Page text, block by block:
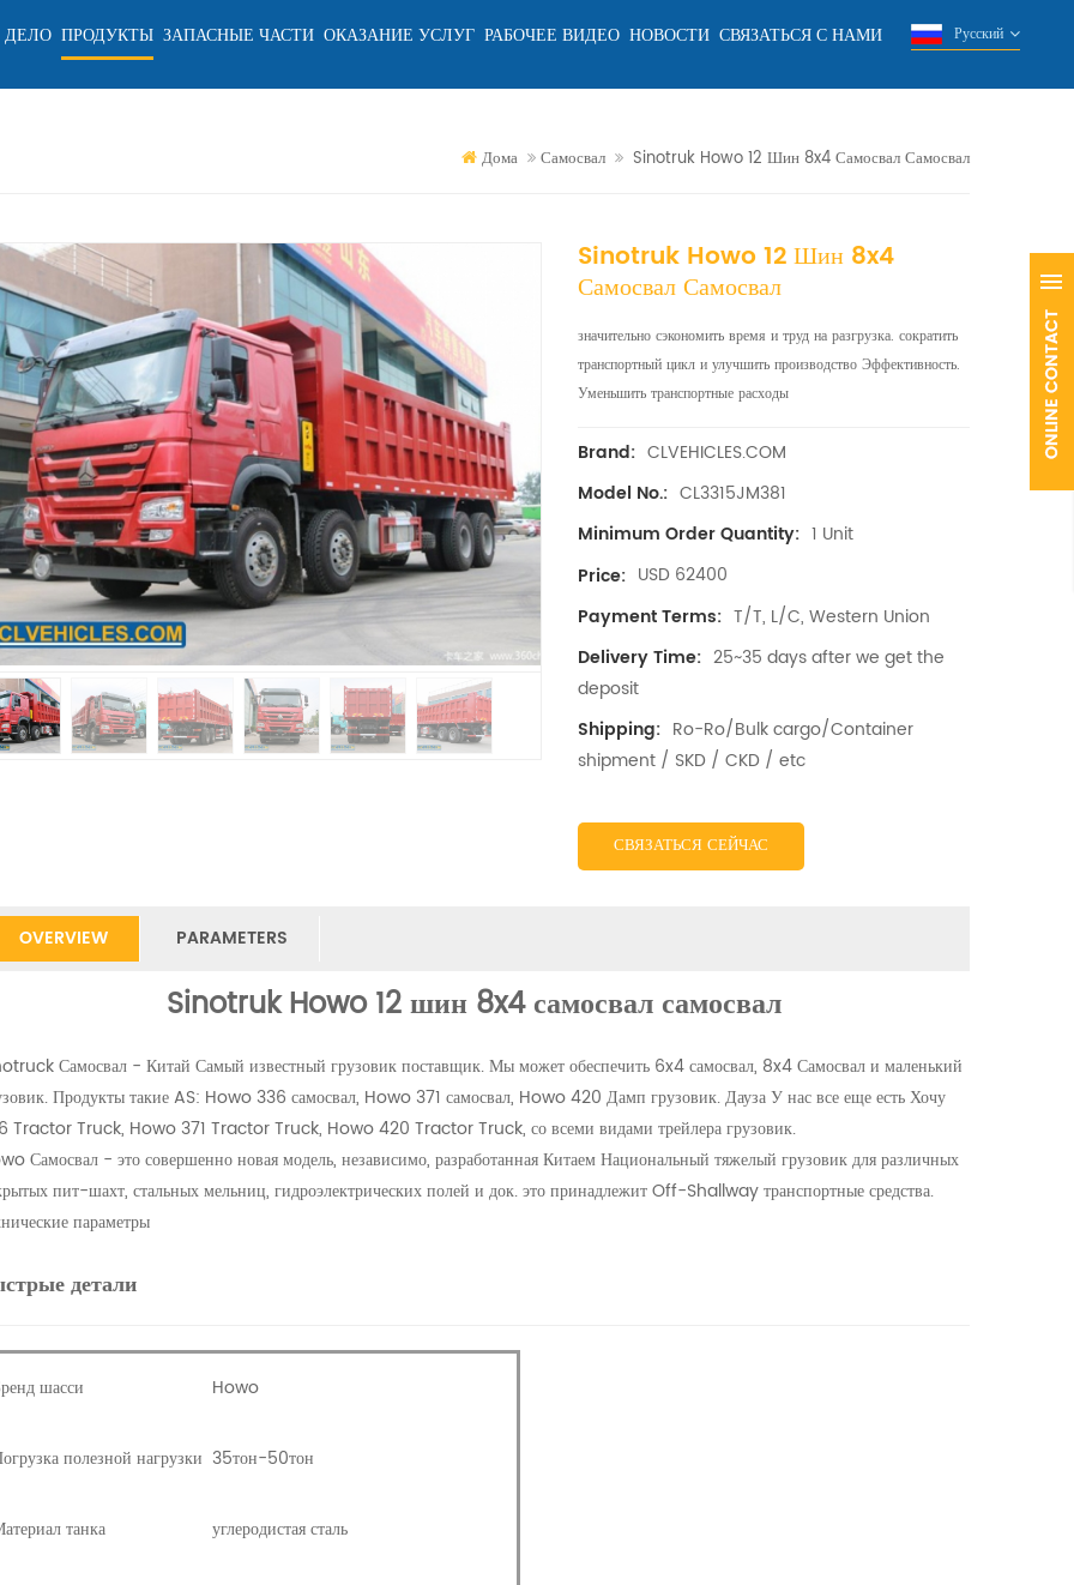
ПРОДУКТЫ ЗАПАСНЫЕ ЧАСТИ ОКАЗАНИЕ УСЛУГ РАБОЧЕЕ ВИДЕО НОВОСТИ СВЯЗАТЬСЯ С НАМИ Русский
Дома Самосвал Sinotruk Howo 12 Шин 8x4 Самосвал Самосвал
Sinotruk Howo 12 Шин 8x4
Самосвал Самосвал
значительно сэкономить время и труд на разгрузка. сократить
транспортный цикл и улучшить производство Эффективность.
Уменьшить транспортные расходы
Brand: CLVEHICLES.COM
Model No.: CL3315JM381
Minimum Order Quantity: 1 Unit
Price: USD 62400
Payment Terms: T/T, L/C, Western Union
Delivery Time: 25~35 days after we get the
deposit
Shipping: Ro-Ro/Bulk cargo/Container
shipment / SKD / CKD / etc
СВЯЗАТЬСЯ СЕЙЧАС
OVERVIEW PARAMETERS
Sinotruk Howo 12 шин 8x4 самосвал самосвал
Самосвал - Китай Самый известный грузовик поставщик. Мы может обеспечить 6x4 самосвал, 8x4 Самосвал и маленький
Продукты такие AS: Howo 336 самосвал, Howo 371 самосвал, Howo 420 Дамп грузовик. Дауза У нас все еще есть Хочу
Tractor Truck, Howo 371 Tractor Truck, Howo 420 Tractor Truck, со всеми видами трейлера грузовик.
Самосвал - это совершенно новая модель, независимо, разработанная Китаем Национальный тяжелый грузовик для различных
пит-шахт, стальных мельниц, гидроэлектрических полей и док. это принадлежит Off-Shallway транспортные средства.
параметры
детали
шасси Howo
полезной нагрузки 35тон-50тон
танка углеродистая сталь